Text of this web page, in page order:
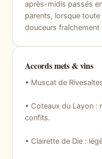
après-midis passés
parents, lorsque
douceurs fraîchement
Accords mets & vins
• Muscat de
• Coteaux du Layon :
confits.
• Clairette de Die :